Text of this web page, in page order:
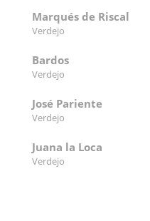
Marqués de Riscal
Verdejo
Bardos
Verdejo
José Pariente
Verdejo
Juana la Loca
Verdejo